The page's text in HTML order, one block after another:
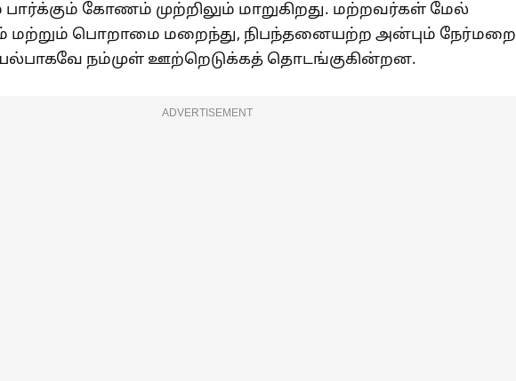
கோணம் முற்றிலும் மாறுகிறது. மற்றவர்கள் மேல்
மற்றும் பொறாமை மறைந்து, நிபந்தனையற்ற அன்பும் நேர்மறை
நம்முள் ஊற்றெடுக்கத் தொடங்குகின்றன.
ADVERTISEMENT